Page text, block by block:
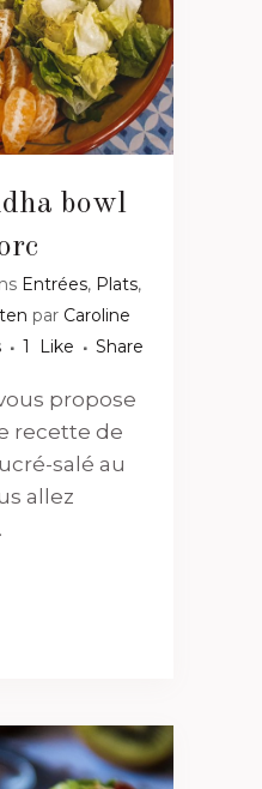
bowl
Entrées, Plats,
par Caroline
1 Like Share
propose
recette de
salé au
allez